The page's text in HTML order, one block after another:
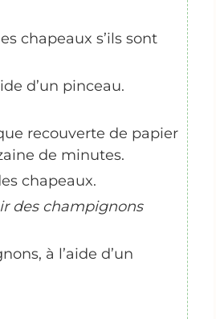
chapeaux s’ils sont
d’un pinceau.
recouverte de papier
de minutes.
chapeaux.
des champignons
à l’aide d’un